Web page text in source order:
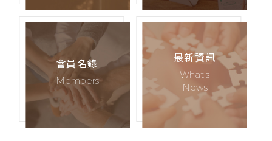
會員名錄
Members
最新資訊
What's
News